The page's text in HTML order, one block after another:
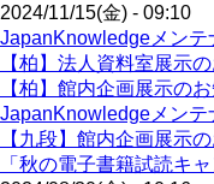
2024/11/15(金) - 09:10
JapanKnowledgeメンテ
【柏】法人資料室展示
【柏】館内企画展示の
JapanKnowledgeメンテ
【九段】館内企画展示
「秋の電子書籍試読キ